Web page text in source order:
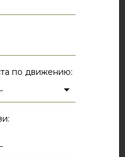
по движению: